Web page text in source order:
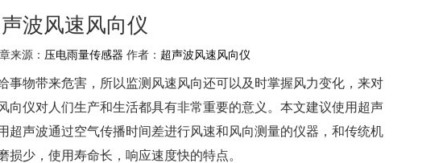
波风速风向仪
来源： 压电雨量传感器 作者： 超声波风速风向仪
事物带来危害，所以监测风速风向还可以及时掌握风力变化，来对
向仪对人们生产和生活都具有非常重要的意义。本文建议使用超声
超声波通过空气传播时间差进行风速和风向测量的仪器，和传统机
少，使用寿命长，响应速度快的特点。